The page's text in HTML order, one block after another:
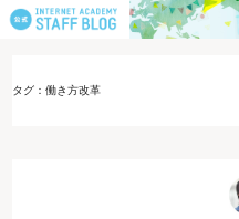
タグ：働き方改革